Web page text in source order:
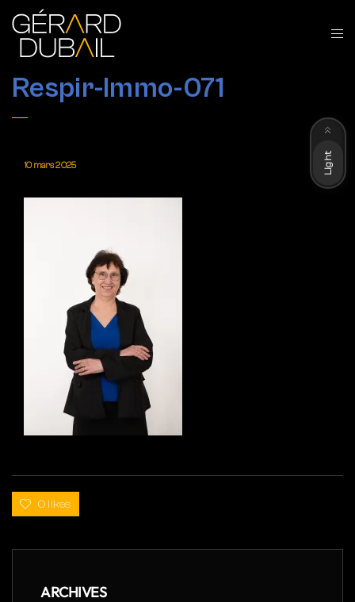
Respir-Immo-071
10 mars 2025
0 likes
ARCHIVES
Light
Dark